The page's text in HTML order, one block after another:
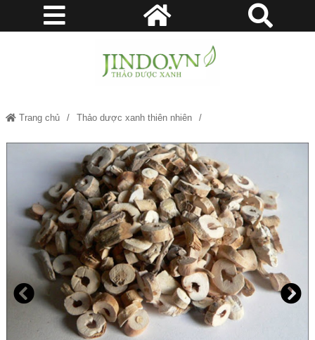
Trang chủ Thảo dược xanh thiên nhiên
Mẫu đơn bì - Hỗ trợ chứng nhiễm trùng máu, xơ gan cổ trướng, quai bị
JD266 maudonbi